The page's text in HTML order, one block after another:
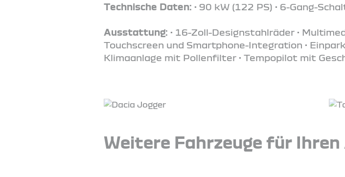
Technische Daten: • 90 kW (122 PS) • 6-Gang-
Ausstattung: • 16-Zoll-Designstahlräder •
Touchscreen und Smartphone-Integration •
Klimaanlage mit Pollenfilter • Tempopilot mit
Weitere Fahrzeuge für